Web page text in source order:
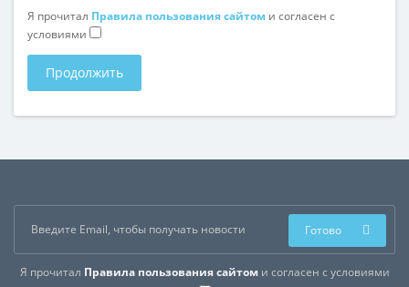
Я прочитал Правила пользования сайтом и согласен с
условиями
Продолжить
Я прочитал Правила пользования сайтоми согласен с условиями
Готово